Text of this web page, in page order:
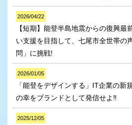
2026/04/22
【短期】能登半島地震からの復興
い支援を目指して、七尾市全世帯の
問」に挑戦!
2026/01/05
「能登をデザインする」IT企業の新
の幸をブランドとして発信せよ‼
2025/12/05